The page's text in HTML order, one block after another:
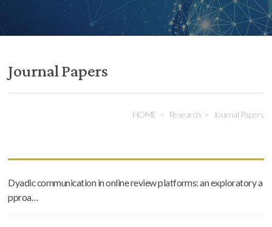
Journal Papers
HOME Research Journal Papers
Dyadic communication in online review platforms: an exploratory a
pproa…